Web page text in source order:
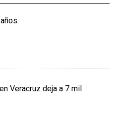
Veracruz deja a 7 mil